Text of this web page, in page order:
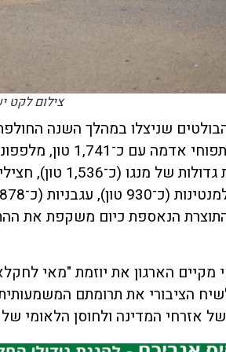
צילום לקט
התוצרת הנאספת כיום משקפת את
הארגון את יוזמת "מאי
הציבורי את תרומתם
של אזרחי המדינה ולחוסן הלאומי